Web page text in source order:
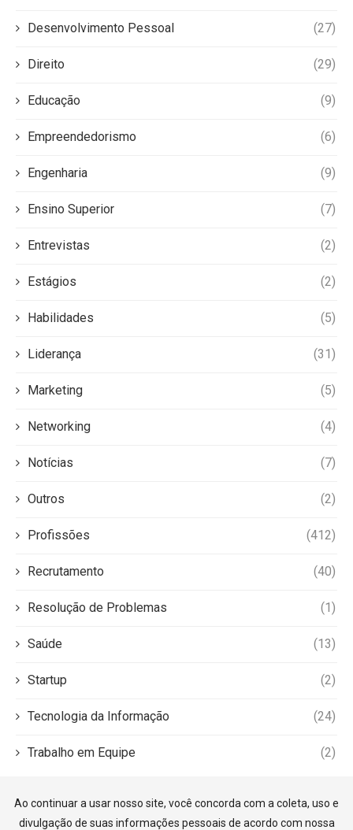
Desenvolvimento Pessoal (27)
Direito (29)
Educação (9)
Empreendedorismo (6)
Engenharia (9)
Ensino Superior (7)
Entrevistas (2)
Estágios (2)
Habilidades (5)
Liderança (31)
Marketing (5)
Networking (4)
Notícias (7)
Outros (2)
Profissões (412)
Recrutamento (40)
Resolução de Problemas (1)
Saúde (13)
Startup (2)
Tecnologia da Informação (24)
Trabalho em Equipe (2)
Ao continuar a usar nosso site, você concorda com a coleta, uso e
divulgação de suas informações pessoais de acordo com nossa